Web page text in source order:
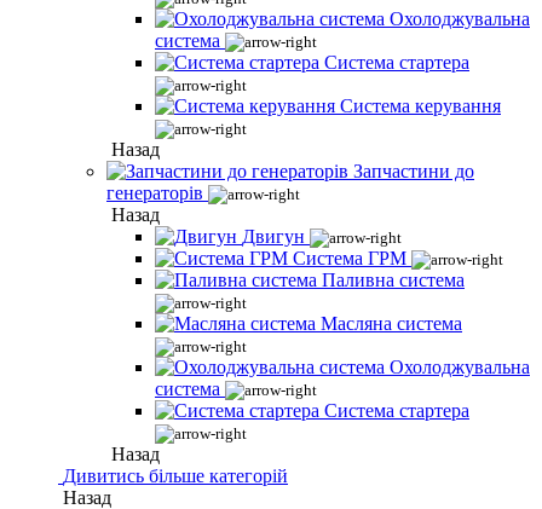
Охолоджувальна
система
Система стартера
Система керування
Назад
Запчастини до
генераторів
Назад
Двигун
Система ГРМ
Паливна система
Масляна система
Охолоджувальна
система
Система стартера
Назад
Дивитись більше категорій
Назад